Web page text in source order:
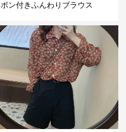
ボン付きふんわりブラウス